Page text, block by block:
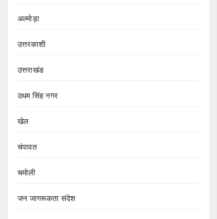
अल्मोड़ा
उत्तरकाशी
उत्तराखंड
उधम सिंह नगर
खेल
चंपावत
चमोली
जन जागरूकता संदेश